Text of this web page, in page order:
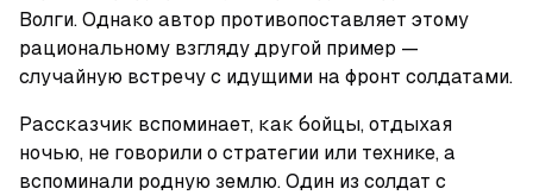
Волги. Однако автор противопоставляет этому
рациональному взгляду другой пример —
Рассказчик вспоминает, как бойцы, отдыхая
ночью, не говорили о стратегии или технике, а
вспоминали родную землю. Один из солдат с